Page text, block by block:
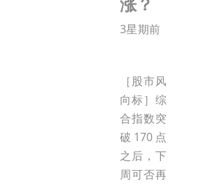
3星期前
［股市风
向标］综
合指数突
破170点
之后，下
周可否再